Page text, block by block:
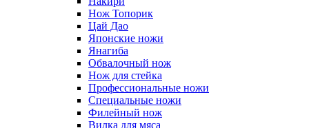
Нож Топорик
Цай Дао
Японские ножи
Янагиба
Обвалочный нож
Нож для стейка
Профессиональные ножи
Специальные ножи
Филейный нож
Вилка для мяса